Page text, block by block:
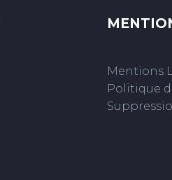
Mentions
Politique